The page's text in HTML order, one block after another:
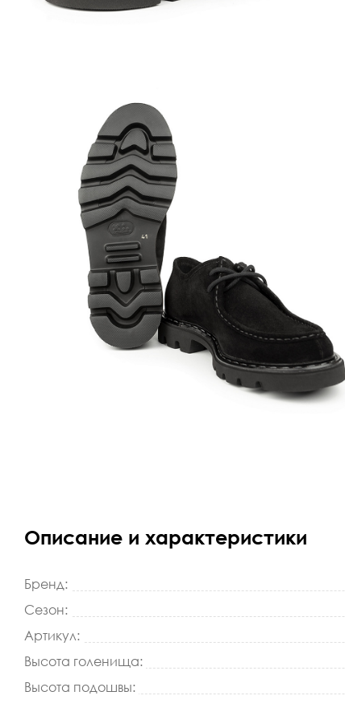
Описание и характеристики
Бренд:
Сезон:
Артикул:
Высота голенища:
Высота подошвы: